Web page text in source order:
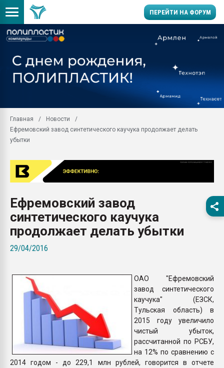
ПЕРЕЙТИ НА ФОРУМ
заводу пластмасс"
первый план в
28.07.2026
ситуацией на
Всё, что касается
Главная
Новости
Ефремовский завод синтетического каучука продолжает делать
убытки
Ефремовский завод
синтетического каучука
продолжает делать убытки
29/04/2016
ОАО "Ефремовский
завод синтетического
каучука" (ЕЗСК,
Тульская область) в
2015 году увеличило
чистый убыток,
рассчитанной по РСБУ,
на 12% по сравнению с
2014 годом - до 229,1 млн рублей, говорится в отчете